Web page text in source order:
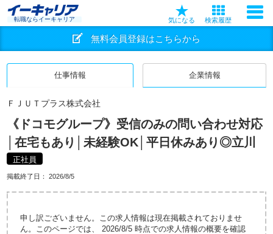
転職ならイーキャリア 気になる 検索履歴
無料会員登録はこちらから
仕事情報 企業情報
ＦＪＵＴプラス株式会社
《ドコモグループ》受信のみの問い合わせ対応
│在宅もあり│未経験OK│平日休みあり◎立川
正社員
掲載終了日： 2026/8/5
申し訳ございません。この求人情報は現在掲載されておりませ
ん。このページでは、 2026/8/5 時点での求人情報の概要を確認